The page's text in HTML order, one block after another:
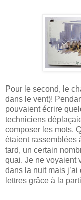
Pour le second, le
dans le vent)!
pouvaient écrire
techniciens
composer les mots.
étaient rassemblées
tard, un certain
quai. Je ne voyaient
dans la nuit mais
lettres grâce à la